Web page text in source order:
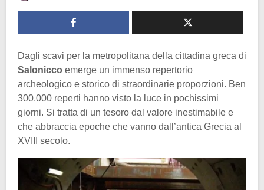
Dagli scavi per la metropolitana della cittadina greca di
Salonicco emerge un immenso repertorio
archeologico e storico di straordinarie proporzioni. Ben
300.000 reperti hanno visto la luce in pochissimi
giorni. Si tratta di un tesoro dal valore inestimabile e
che abbraccia epoche che vanno dall’antica Grecia al
XVIII secolo.